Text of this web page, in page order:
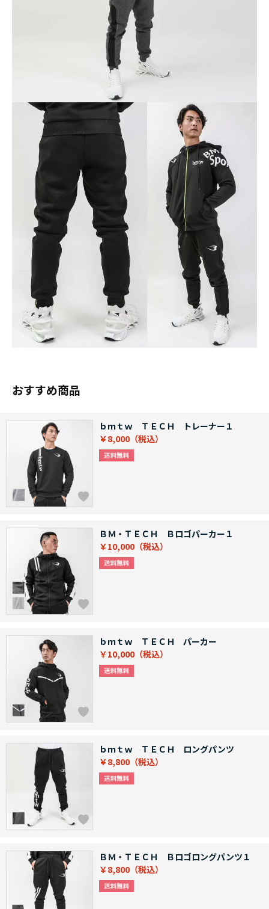
おすすめ商品
ｂｍｔｗ ＴＥＣＨ トレーナー１
￥8,000
ＢＭ・ＴＥＣＨ Ｂロゴパーカー１
￥10,000
ｂｍｔｗ ＴＥＣＨ パーカー
￥10,000
ｂｍｔｗ ＴＥＣＨ ロングパンツ
￥8,800
ＢＭ・ＴＥＣＨ Ｂロゴロングパンツ１
￥8,800